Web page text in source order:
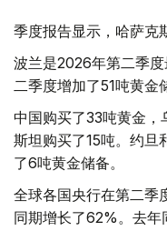
季度报告显示，哈萨克
波兰是2026年第二季
二季度增加了51吨黄金
中国购买了33吨黄金，
斯坦购买了15吨。约旦
了6吨黄金储备。
全球各国央行在第二季
同期增长了62%。去年